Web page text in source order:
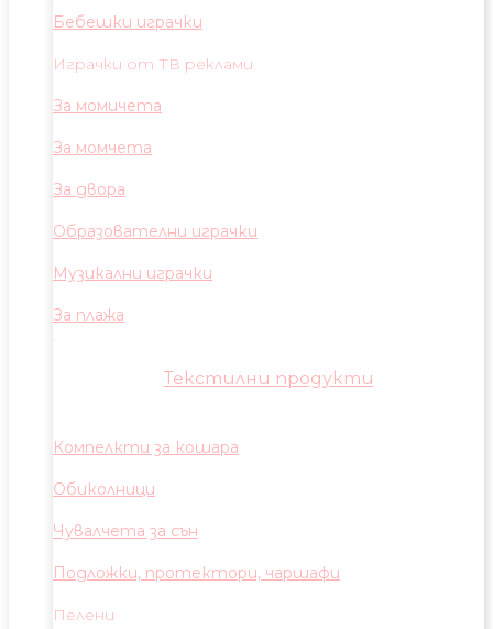
Бебешки играчки
Играчки от ТВ реклами
За момичета
За момчета
За двора
Образователни играчки
Музикални играчки
За плажа
Текстилни продукти
Компелкти за кошара
Обиколници
Чувалчета за сън
Подложки, протектори, чаршафи
Пелени